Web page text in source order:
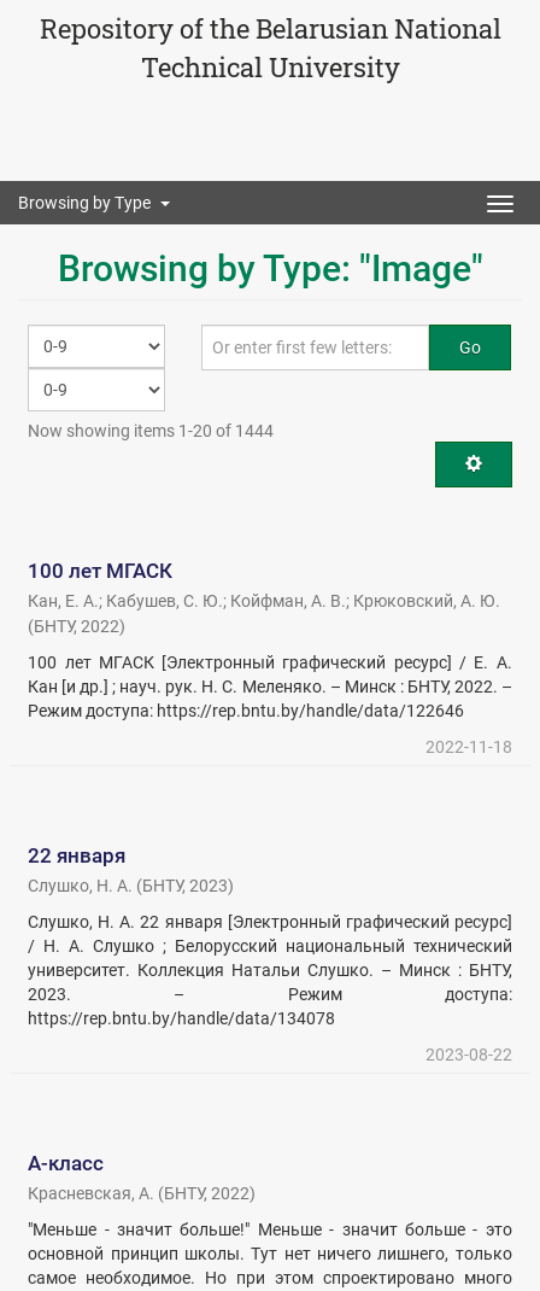
Repository of the Belarusian National
Technical University
Browsing by Type
Browsing by Type: "Image"
Go
Now showing items 1-20 of 1444
100 лет МГАСК
Кан, Е. А.; Кабушев, С. Ю.; Койфман, А. В.; Крюковский, А. Ю.
(БНТУ,2022)
100 лет МГАСК [Электронный графический ресурс] / Е. А.
Кан [и др.] ; науч. рук. Н. С. Меленяко. – Минск : БНТУ, 2022. –
Режим доступа: https://rep.bntu.by/handle/data/122646
2022-11-18
22 января
Слушко, Н. А. (БНТУ,2023)
Слушко, Н. А. 22 января [Электронный графический ресурс]
/ Н. А. Слушко ; Белорусский национальный технический
университет. Коллекция Натальи Слушко. – Минск : БНТУ,
2023. – Режим доступа:
https://rep.bntu.by/handle/data/134078
2023-08-22
A-класс
Красневская, А. (БНТУ,2022)
"Меньше - значит больше!" Меньше - значит больше - это
основной принцип школы. Тут нет ничего лишнего, только
самое необходимое. Но при этом спроектировано много